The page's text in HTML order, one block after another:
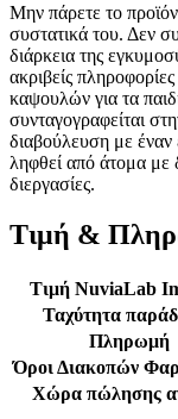
Μην πάρετε το
συστατικά του. Δεν
διάρκεια της
ακριβείς
καψουλών για τα
συνταγογραφείται
διαβούλευση με
ληφθεί από άτομα με
διεργασίες.
Τιμή &
Τιμή NuviaLab
Ταχύτητα
Πληρωμή
Όροι Διακοπών
Χώρα πώλησης